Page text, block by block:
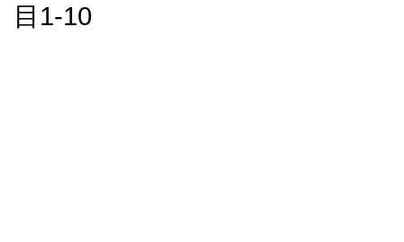
目1-10